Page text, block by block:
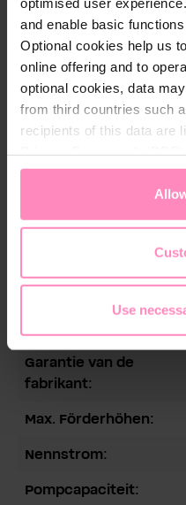
and enable basic
Optional cookies help us
online offering and to
optional cookies, data
from third countries such
recipients of this data are
appropriate level of data
only allow
access and change your
Use
Download
bedienungsanleitung-
star5694e6afca8c1.pdf
Download
Bedienungsanleitung-
Download
Garantie van de
fabrikant:
Max. Förderhöhen:
Nennstrom:
Pompcapaciteit: